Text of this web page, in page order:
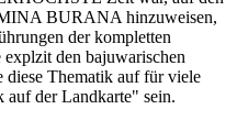
BURANA hinzuweisen,
der kompletten
den bajuwarischen
Thematik auf für viele
auf der Landkarte" sein.